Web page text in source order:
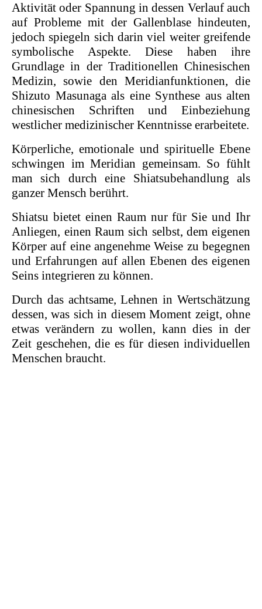
Aktivität oder Spannung in dessen Verlauf auch
auf Probleme mit der Gallenblase hindeuten,
jedoch spiegeln sich darin viel weiter greifende
symbolische Aspekte. Diese haben ihre
Grundlage in der Traditionellen Chinesischen
Medizin, sowie den Meridianfunktionen, die
Shizuto Masunaga als eine Synthese aus alten
chinesischen Schriften und Einbeziehung
westlicher medizinischer Kenntnisse erarbeitete.
Körperliche, emotionale und spirituelle Ebene
schwingen im Meridian gemeinsam. So fühlt
man sich durch eine Shiatsubehandlung als
ganzer Mensch berührt.
Shiatsu bietet einen Raum nur für Sie und Ihr
Anliegen, einen Raum sich selbst, dem eigenen
Körper auf eine angenehme Weise zu begegnen
und Erfahrungen auf allen Ebenen des eigenen
Seins integrieren zu können.
Durch das achtsame, Lehnen in Wertschätzung
dessen, was sich in diesem Moment zeigt, ohne
etwas verändern zu wollen, kann dies in der
Zeit geschehen, die es für diesen individuellen
Menschen braucht.